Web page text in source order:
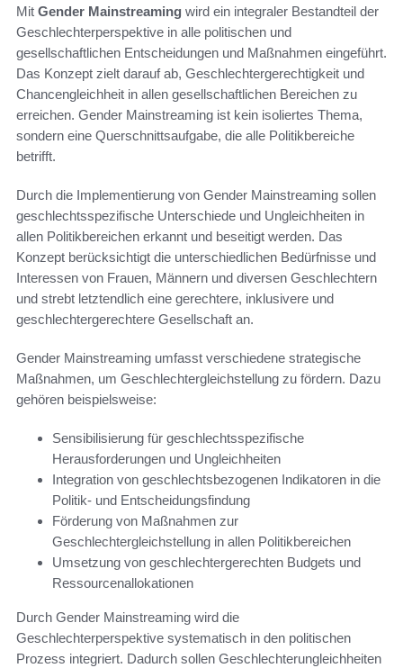
Mit Gender Mainstreaming wird ein integraler Bestandteil der
Geschlechterperspektive in alle politischen und
gesellschaftlichen Entscheidungen und Maßnahmen eingeführt.
Das Konzept zielt darauf ab, Geschlechtergerechtigkeit und
Chancengleichheit in allen gesellschaftlichen Bereichen zu
erreichen. Gender Mainstreaming ist kein isoliertes Thema,
sondern eine Querschnittsaufgabe, die alle Politikbereiche
betrifft.
Durch die Implementierung von Gender Mainstreaming sollen
geschlechtsspezifische Unterschiede und Ungleichheiten in
allen Politikbereichen erkannt und beseitigt werden. Das
Konzept berücksichtigt die unterschiedlichen Bedürfnisse und
Interessen von Frauen, Männern und diversen Geschlechtern
und strebt letztendlich eine gerechtere, inklusivere und
geschlechtergerechtere Gesellschaft an.
Gender Mainstreaming umfasst verschiedene strategische
Maßnahmen, um Geschlechtergleichstellung zu fördern. Dazu
gehören beispielsweise:
Sensibilisierung für geschlechtsspezifische
Herausforderungen und Ungleichheiten
Integration von geschlechtsbezogenen Indikatoren in die
Politik- und Entscheidungsfindung
Förderung von Maßnahmen zur
Geschlechtergleichstellung in allen Politikbereichen
Umsetzung von geschlechtergerechten Budgets und
Ressourcenallokationen
Durch Gender Mainstreaming wird die
Geschlechterperspektive systematisch in den politischen
Prozess integriert. Dadurch sollen Geschlechterungleichheiten